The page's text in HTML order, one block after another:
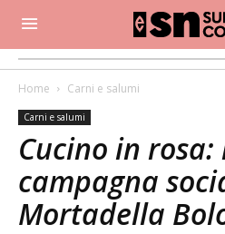
Home Carni e salumi
Carni e salumi
Cucino in rosa:
campagna
Mortadella